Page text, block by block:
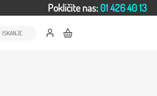
Pokličite nas:01 426 40 13
ISKANJE